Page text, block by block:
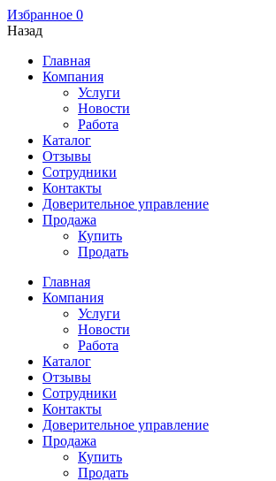
Избранное 0
Назад
Главная
Компания
Услуги
Новости
Работа
Каталог
Отзывы
Сотрудники
Контакты
Доверительное управление
Продажа
Купить
Продать
Главная
Компания
Услуги
Новости
Работа
Каталог
Отзывы
Сотрудники
Контакты
Доверительное управление
Продажа
Купить
Продать